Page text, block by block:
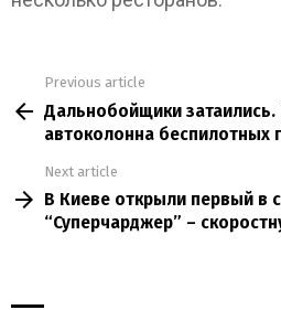
more
Previous article
Дальнобойщики
автоколонна беспилотных
Next article
В Киеве открыли первый в
“Суперчарджер” –